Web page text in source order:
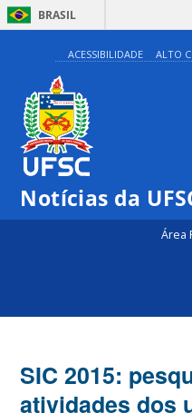
BRASIL
ACESSIBILIDADE ALTO
Notícias da
Área
SIC 2015:
atividades dos